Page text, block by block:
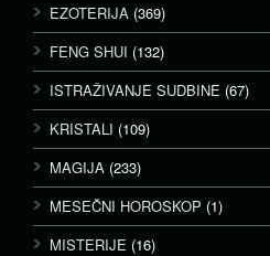
EZOTERIJA (369)
FENG SHUI (132)
ISTRAŽIVANJE SUDBINE (67)
KRISTALI (109)
MAGIJA (233)
MESEČNI HOROSKOP (1)
MISTERIJE (16)